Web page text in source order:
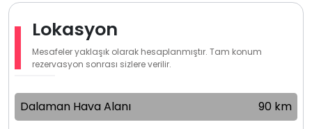
Lokasyon
Mesafeler yaklaşık olarak hesaplanmıştır. Tam konum
rezervasyon sonrası sizlere verilir.
Dalaman Hava Alanı 90 km